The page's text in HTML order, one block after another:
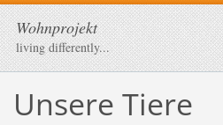
Wohnprojekt
living differently...
Unsere Tiere